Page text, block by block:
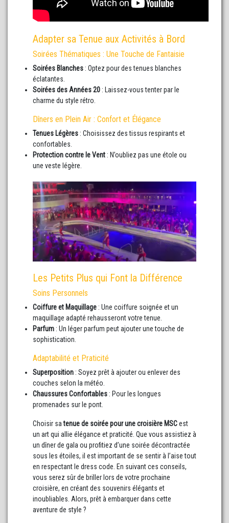
Adapter sa Tenue aux Activités à Bord
Soirées Thématiques : Une Touche de Fantaisie
Soirées Blanches : Optez pour des tenues blanches
éclatantes.
Soirées des Années 20 : Laissez-vous tenter par le
charme du style rétro.
Dîners en Plein Air : Confort et Élégance
Tenues Légères : Choisissez des tissus respirants et
confortables.
Protection contre le Vent : N’oubliez pas une étole ou
une veste légère.
Les Petits Plus qui Font la Différence
Soins Personnels
Coiffure et Maquillage : Une coiffure soignée et un
maquillage adapté rehausseront votre tenue.
Parfum : Un léger parfum peut ajouter une touche de
sophistication.
Adaptabilité et Praticité
Superposition : Soyez prêt à ajouter ou enlever des
couches selon la météo.
Chaussures Confortables : Pour les longues
promenades sur le pont.
Choisir satenue de soirée pour une croisière MSCest
un art qui allie élégance et praticité. Que vous assistiez à
un dîner de gala ou profitiez d’une soirée décontractée
sous les étoiles, il est important de se sentir à l’aise tout
en respectant le dress code. En suivant ces conseils,
vous serez sûr de briller lors de votre prochaine
croisière, en créant des souvenirs élégants et
inoubliables. Alors, prêt à embarquer dans cette
aventure de style ?